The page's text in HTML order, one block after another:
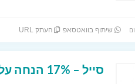
שיתוף בוואטסאפ העתק URL
סייל – 17% הנחה על מגוון של מצרים באתר עצמל’ה !